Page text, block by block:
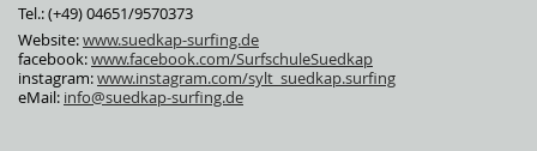
Tel.: (+49) 04651/9570373
Website:www.suedkap-surfing.de
facebook:www.facebook.com/SurfschuleSuedkap
instagram:www.instagram.com/sylt_suedkap.surfing
eMail: info@suedkap-surfing.de